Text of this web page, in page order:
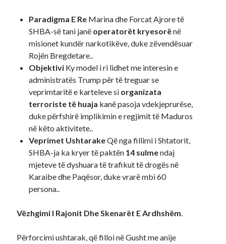
Paradigma E Re Marina dhe Forcat Ajrore të
SHBA-së tani janë operatorët kryesorënë
misionet kundër narkotikëve, duke zëvendësuar
Rojën Bregdetare..
Objektivi Ky model i ri lidhet me interesin e
administratës Trump për të treguar se
veprimtaritë e karteleve si organizata
terroriste të huaja kanë pasoja vdekjeprurëse,
duke përfshirë implikimin e regjimit të Maduros
në këto aktivitete..
Veprimet UshtarakeQë nga fillimi i Shtatorit,
SHBA-ja ka kryer të paktën 14 sulmendaj
mjeteve të dyshuara të trafikut të drogës në
Karaibe dhe Paqësor, duke vrarë mbi 60
persona..
Vëzhgimi I Rajonit Dhe Skenarët E Ardhshëm.
Përforcimi ushtarak, që filloi në Gusht me anije